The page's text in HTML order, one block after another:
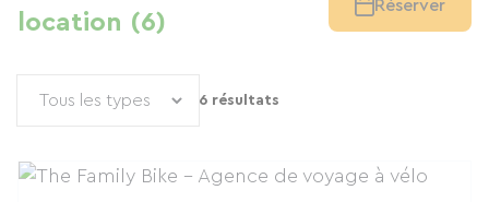
location (6)
Réserver
6 résultats